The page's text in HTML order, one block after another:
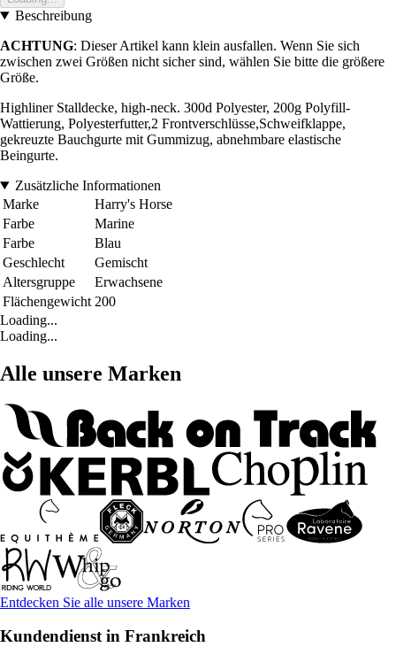
Beschreibung
ACHTUNG: Dieser Artikel kann klein ausfallen. Wenn Sie sich
zwischen zwei Größen nicht sicher sind, wählen Sie bitte die größere
Größe.
Highliner Stalldecke, high-neck. 300d Polyester, 200g Polyfill-
Wattierung, Polyesterfutter,2 Frontverschlüsse,Schweifklappe,
gekreuzte Bauchgurte mit Gummizug, abnehmbare elastische
Beingurte.
Zusätzliche Informationen
Marke
Harry's Horse
Farbe
Marine
Farbe
Blau
Geschlecht
Gemischt
Altersgruppe
Erwachsene
Flächengewicht 200
Loading...
Loading...
Alle unsere Marken
Entdecken Sie alle unsere Marken
Kundendienst in Frankreich